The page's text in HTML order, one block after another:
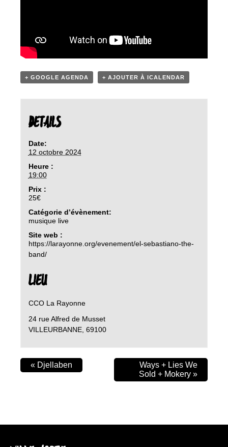
+ GOOGLE AGENDA + AJOUTER À ICALENDAR
DETAILS
Date:
12 octobre 2024
Heure :
19:00
Prix :
25€
Catégorie d’évènement:
musique live
Site web :
https://larayonne.org/evenement/el-sebastiano-the-
band/
LIEU
CCO La Rayonne
24 rue Alfred de Musset
VILLEURBANNE, 69100
« Djellaben
Ways + Lies We
Sold + Mokery »